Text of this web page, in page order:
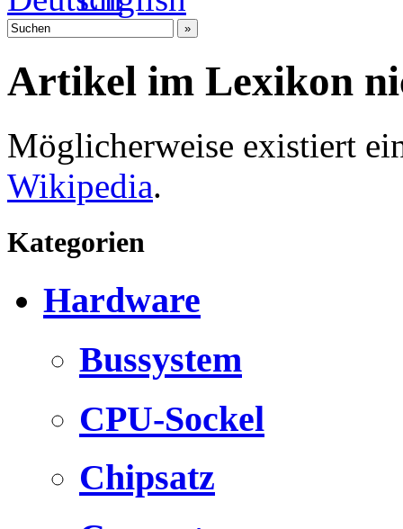
Artikel im Lexikon
Möglicherweise existiert
Wikipedia.
Kategorien
Hardware
Bussystem
CPU-Sockel
Chipsatz